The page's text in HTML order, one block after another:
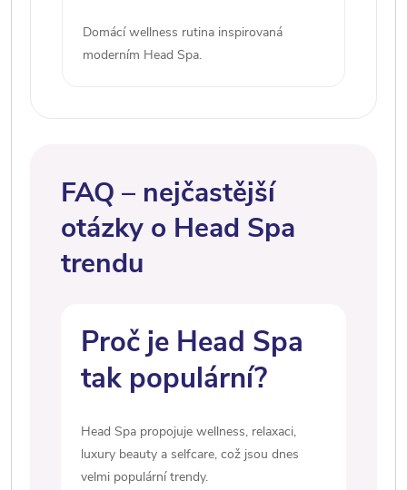
Domácí wellness rutina inspirovaná
moderním Head Spa.
FAQ – nejčastější
otázky o Head Spa
trendu
Proč je Head Spa
tak populární?
Head Spa propojuje wellness, relaxaci,
luxury beauty a selfcare, což jsou dnes
velmi populární trendy.